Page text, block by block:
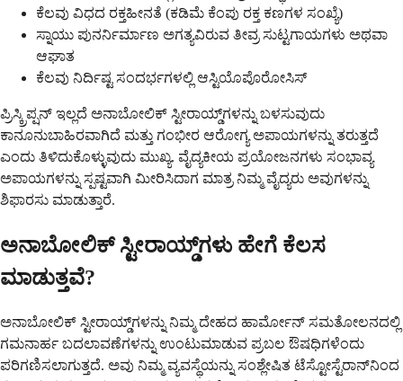
ಕೆಲವು ವಿಧದ ರಕ್ತಹೀನತೆ (ಕಡಿಮೆ ಕೆಂಪು ರಕ್ತ ಕಣಗಳ ಸಂಖ್ಯೆ)
ಸ್ನಾಯು ಪುನರ್ನಿರ್ಮಾಣ ಅಗತ್ಯವಿರುವ ತೀವ್ರ ಸುಟ್ಟಗಾಯಗಳು ಅಥವಾ
ಆಘಾತ
ಕೆಲವು ನಿರ್ದಿಷ್ಟ ಸಂದರ್ಭಗಳಲ್ಲಿ ಆಸ್ಟಿಯೊಪೊರೋಸಿಸ್
ಪ್ರಿಸ್ಕ್ರಿಪ್ಷನ್ ಇಲ್ಲದೆ ಅನಾಬೋಲಿಕ್ ಸ್ಟೀರಾಯ್ಡ್‌ಗಳನ್ನು ಬಳಸುವುದು
ಕಾನೂನುಬಾಹಿರವಾಗಿದೆ ಮತ್ತು ಗಂಭೀರ ಆರೋಗ್ಯ ಅಪಾಯಗಳನ್ನು ತರುತ್ತದೆ
ಎಂದು ತಿಳಿದುಕೊಳ್ಳುವುದು ಮುಖ್ಯ. ವೈದ್ಯಕೀಯ ಪ್ರಯೋಜನಗಳು ಸಂಭಾವ್ಯ
ಅಪಾಯಗಳನ್ನು ಸ್ಪಷ್ಟವಾಗಿ ಮೀರಿಸಿದಾಗ ಮಾತ್ರ ನಿಮ್ಮ ವೈದ್ಯರು ಅವುಗಳನ್ನು
ಶಿಫಾರಸು ಮಾಡುತ್ತಾರೆ.
ಅನಾಬೋಲಿಕ್ ಸ್ಟೀರಾಯ್ಡ್‌ಗಳು ಹೇಗೆ ಕೆಲಸ
ಮಾಡುತ್ತವೆ?
ಅನಾಬೋಲಿಕ್ ಸ್ಟೀರಾಯ್ಡ್‌ಗಳನ್ನು ನಿಮ್ಮ ದೇಹದ ಹಾರ್ಮೋನ್ ಸಮತೋಲನದಲ್ಲಿ
ಗಮನಾರ್ಹ ಬದಲಾವಣೆಗಳನ್ನು ಉಂಟುಮಾಡುವ ಪ್ರಬಲ ಔಷಧಿಗಳೆಂದು
ಪರಿಗಣಿಸಲಾಗುತ್ತದೆ. ಅವು ನಿಮ್ಮ ವ್ಯವಸ್ಥೆಯನ್ನು ಸಂಶ್ಲೇಷಿತ ಟೆಸ್ಟೋಸ್ಟೆರಾನ್‌ನಿಂದ